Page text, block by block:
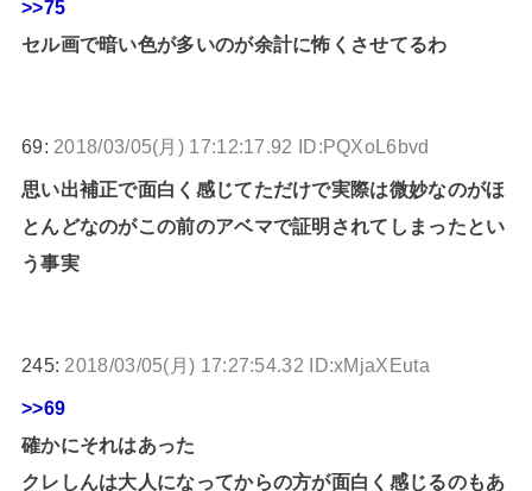
>>75
セル画で暗い色が多いのが余計に怖くさせてるわ
69: 2018/03/05(月) 17:12:17.92 ID:PQXoL6bvd
思い出補正で面白く感じてただけで実際は微妙なのがほ
とんどなのがこの前のアベマで証明されてしまったとい
う事実
245: 2018/03/05(月) 17:27:54.32 ID:xMjaXEuta
>>69
確かにそれはあった
クレしんは大人になってからの方が面白く感じるのもあ